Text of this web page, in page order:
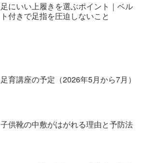
足にいい上履きを選ぶポイント｜ベル
ト付きで足指を圧迫しないこと
足育講座の予定（2026年5月から7月）
子供靴の中敷がはがれる理由と予防法